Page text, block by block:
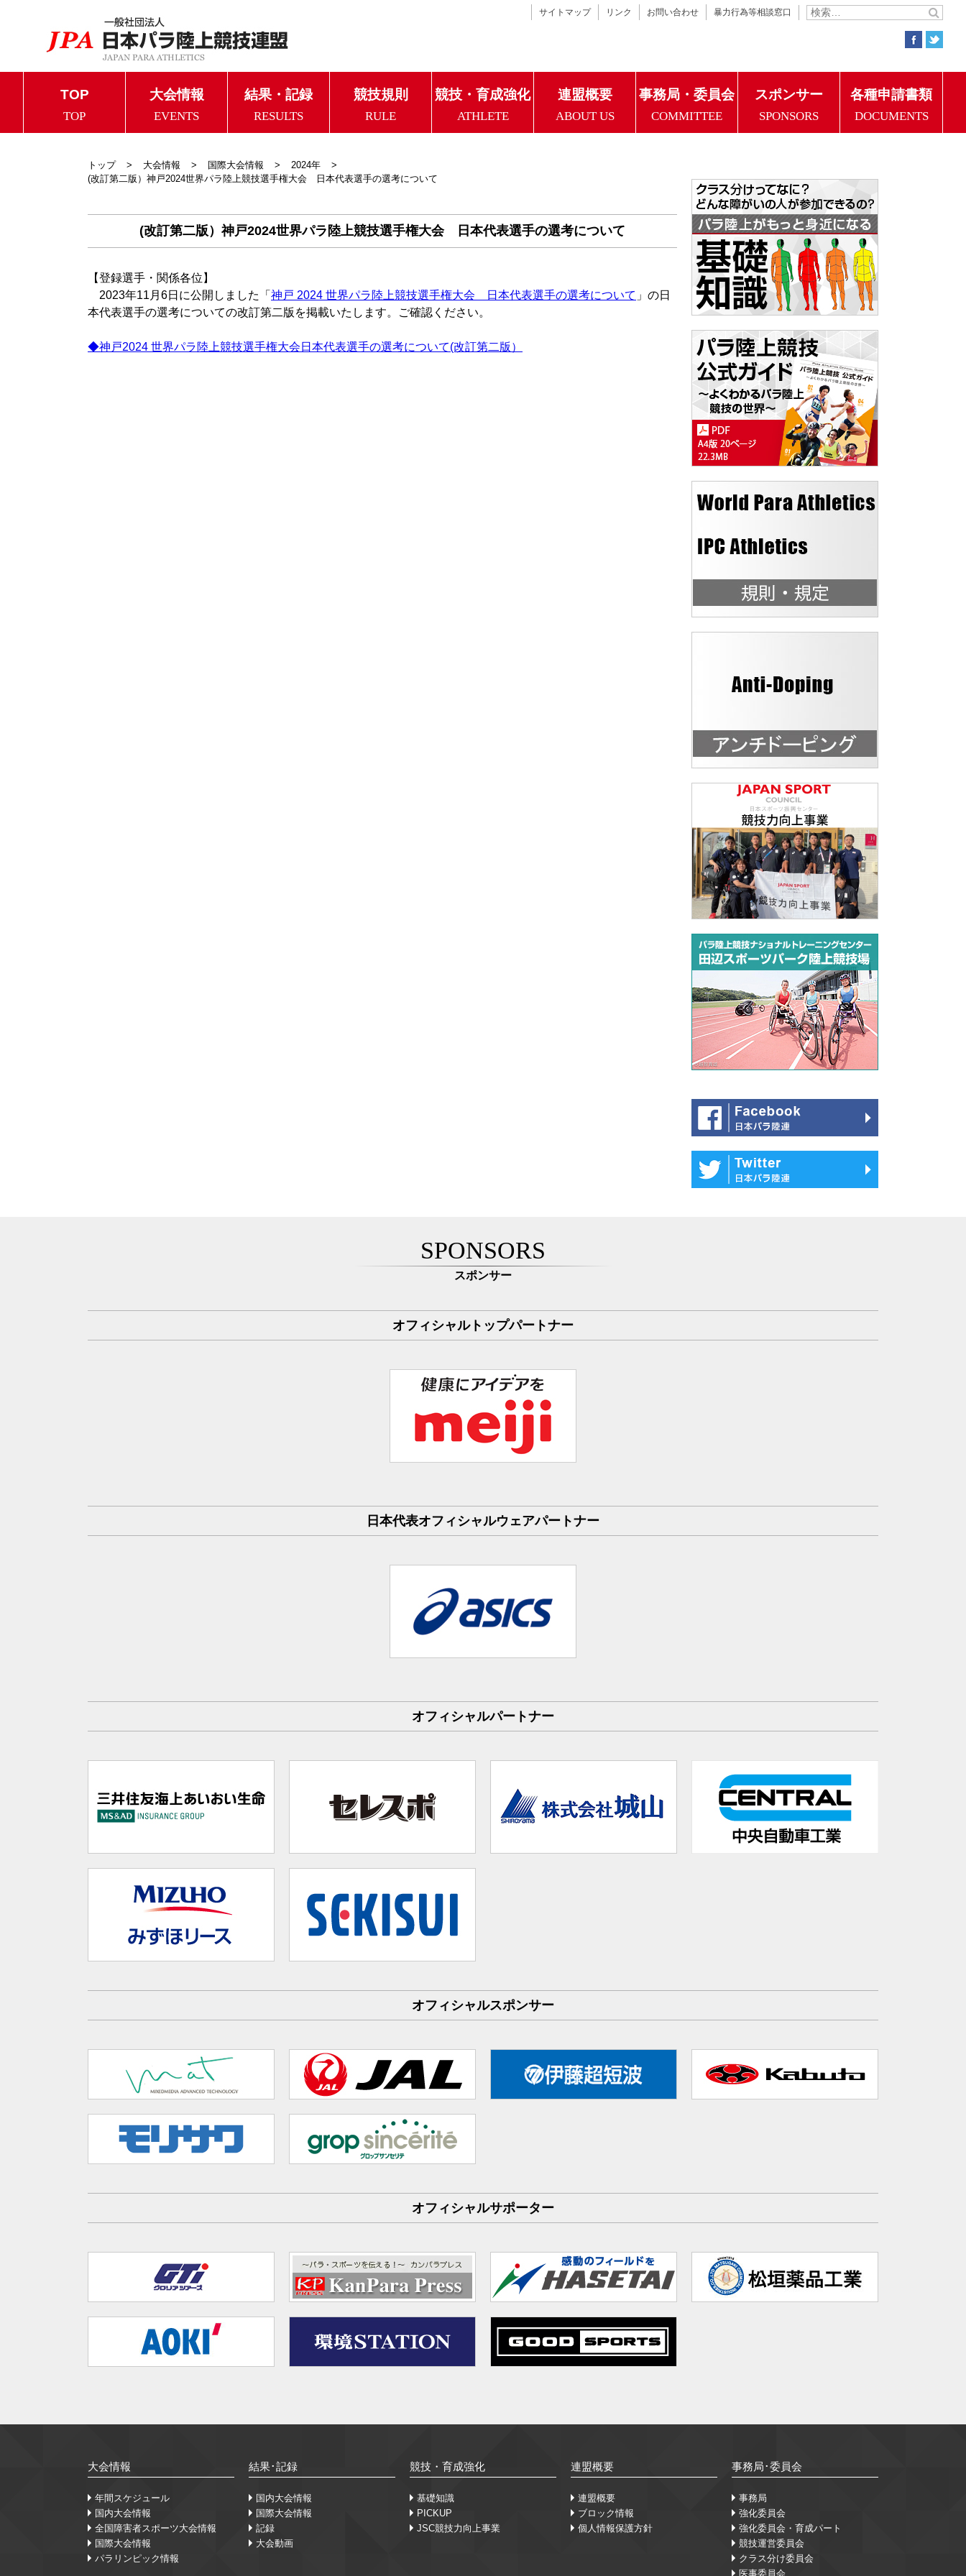
サイトマップ リンク お問い合わせ 暴力行為等相談窓口
TOP
TOP
大会情報
EVENTS
結果・記録
RESULTS
競技規則
RULE
競技・育成強化
ATHLETE
連盟概要
ABOUT US
事務局・委員会
COMMITTEE
スポンサー
SPONSORS
各種申請書類
DOCUMENTS
トップ 大会情報 国際大会情報
2024年
(改訂第二版）神戸2024世界パラ陸上競技選手権大会 日本代表選手の選考について
(改訂第二版）神戸2024世界パラ陸上競技選手権大会 日本代表選手の選考について
【登録選手・関係各位】
2023年11月6日に公開しました「 神戸 2024 世界パラ陸上競技選手権大会 日本代表選手の選考について 」の日
本代表選手の選考についての改訂第二版を掲載いたします。ご確認ください。
◆神戸2024 世界パラ陸上競技選手権大会日本代表選手の選考について(改訂第二版）
SPONSORS
スポンサー
オフィシャルトップパートナー
日本代表オフィシャルウェアパートナー
オフィシャルパートナー
オフィシャルスポンサー
オフィシャルサポーター
大会情報
年間スケジュール
国内大会情報
全国障害者スポーツ大会情報
国際大会情報
パラリンピック情報
結果･記録
国内大会情報
国際大会情報
記録
大会動画
競技・育成強化
基礎知識
PICKUP
JSC競技力向上事業
連盟概要
連盟概要
ブロック情報
個人情報保護方針
事務局･委員会
事務局
強化委員会
強化委員会・育成パート
競技運営委員会
クラス分け委員会
医事委員会